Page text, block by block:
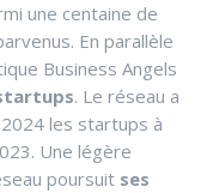
une centaine de
En parallèle
Business Angels
. Le réseau a
les startups à
Une légère
poursuit ses